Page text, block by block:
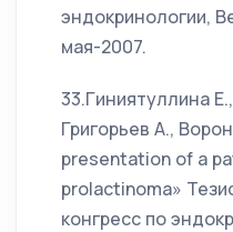
эндокринологии,
мая-2007.
33.Гиниятуллина
Григорьев А.,
presentation of a
prolactinoma»
конгресс по